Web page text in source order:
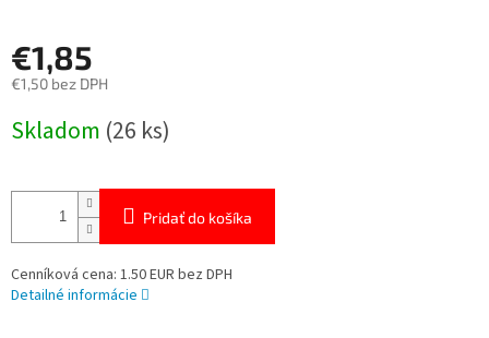
€1,85
€1,50 bez DPH
cena:
Skladom (26 ks)
Pridať do košíka
Cenníková cena: 1.50 EUR bez DPH
Detailné informácie